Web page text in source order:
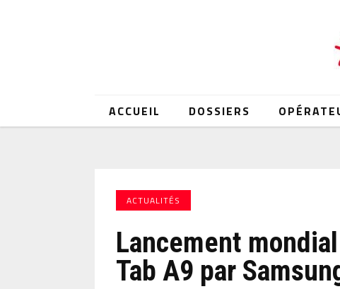
ACCUEIL DOSSIERS
ACTUALITÉS
Lancement
Tab A9 par